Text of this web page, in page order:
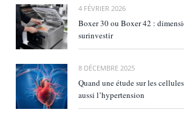
4 FÉVRIER 2026
Boxer 30 ou Boxer 42 :
surinvestir
8 DÉCEMBRE 2025
Quand une étude sur les
aussi l’hypertension